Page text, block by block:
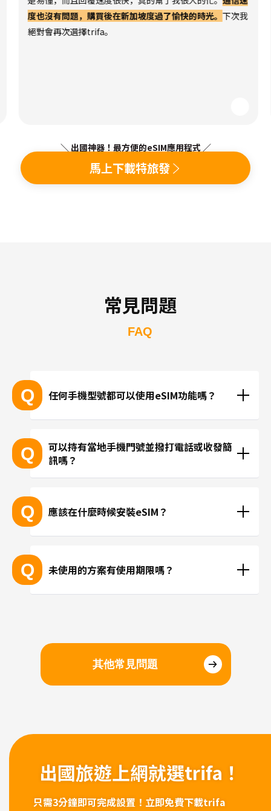
度也沒有問題，購買後在新加坡度過了愉快的時光。 下次我
絕對會再次選擇trifa。
＼ 出國神器！最方便的eSIM應用程式 ／
馬上下載特旅發
常見問題
FAQ
Q 任何手機型號都可以使用eSIM功能嗎？
※產品推陳出新，可能無法列出所有最新的型號。
※無法透過個別的查詢確認您的設備是否支援eSIM功
能。
Q
可以持有當地手機門號並撥打電話或收發簡
訊嗎？
LINE或Instagram等使用網路連線進行通話。
Q 應該在什麼時候安裝eSIM？
問題。若擔心當地機場的WiFi速度不夠快，建議您在
國內完成安裝和設定，在當地進行切換eSIM即可。
Q 未使用的方案有使用期限嗎？
其他常見問題
出國旅遊上網就選trifa！
只需3分鐘即可完成設置！ 立即免費下載trifa